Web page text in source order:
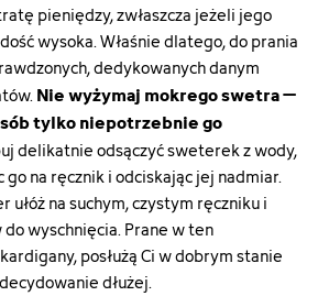
pieniędzy, zwłaszcza jeżeli jego
wysoka. Właśnie dlatego, do prania
dedykowanych danym
Nie wyżymaj mokrego swetra –
tylko niepotrzebnie go
delikatnie odsączyć sweterek z wody,
go na ręcznik i odciskając jej nadmiar.
ułóż na suchym, czystym ręczniku i
wyschnięcia. Prane w ten
kardigany, posłużą Ci w dobrym stanie
dłużej.